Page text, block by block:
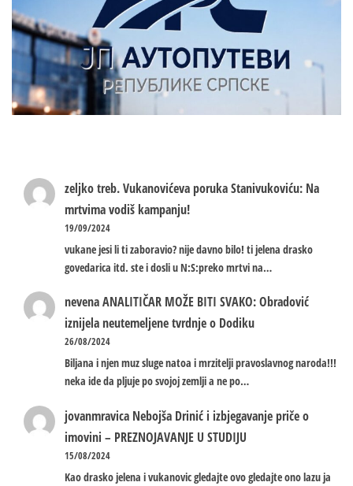
zeljko treb.Vukanovićeva poruka Stanivukoviću: Na
mrtvima vodiš kampanju!
19/09/2024
vukane jesi li ti zaboravio? nije davno bilo! ti jelena drasko
govedarica itd. ste i dosli u N:S:preko mrtvi na…
nevenaANALITIČAR MOŽE BITI SVAKO: Obradović
iznijela neutemeljene tvrdnje o Dodiku
26/08/2024
Biljana i njen muz sluge natoa i mrzitelji pravoslavnog naroda!!!
neka ide da pljuje po svojoj zemlji a ne po…
jovanmravica Nebojša Drinić i izbjegavanje priče o
imovini – PREZNOJAVANJE U STUDIJU
15/08/2024
Kao drasko jelena i vukanovic gledajte ovo gledajte ono lazu ja